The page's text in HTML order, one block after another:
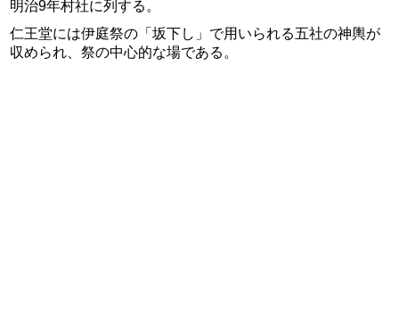
明治9年村社に列する。
仁王堂には伊庭祭の「坂下し」で用いられる五社の神輿が
収められ、祭の中心的な場である。